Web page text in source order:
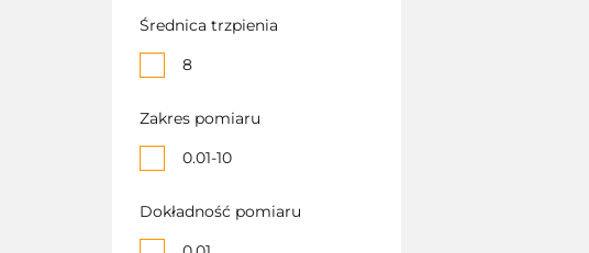
Średnica trzpienia
8
Zakres pomiaru
0.01-10
Dokładność pomiaru